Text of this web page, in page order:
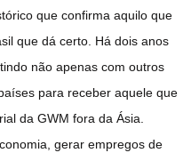
que confirma aquilo que
que dá certo. Há dois anos
não apenas com outros
para receber aquele que
da GWM fora da Ásia.
gerar empregos de